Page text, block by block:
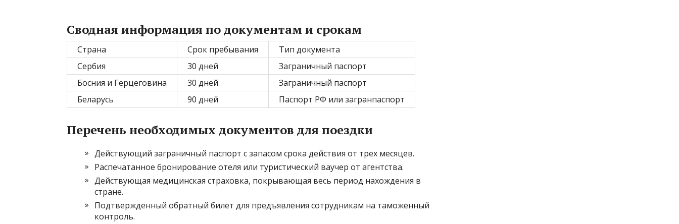
Сводная информация по документам и срокам
Страна Срок пребывания
Тип документа
Сербия
30 дней
Заграничный паспорт
Босния и Герцеговина
30 дней
Заграничный паспорт
Беларусь
90 дней Паспорт РФ или загранпаспорт
Перечень необходимых документов для поездки
Действующий заграничный паспорт с запасом срока действия от трех месяцев.
Распечатанное бронирование отеля или туристический ваучер от агентства.
Действующая медицинская страховка, покрывающая весь период нахождения в
стране.
Подтвержденный обратный билет для предъявления сотрудникам на таможенный
контроль.